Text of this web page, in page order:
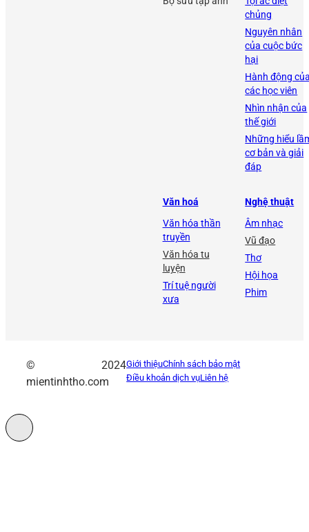
chủng
Nguyên nhân
của cuộc bức
hại
Hành động
các học viên
Nhìn nhận của
thế giới
Những hiểu
cơ bản và giải
đáp
Văn hoá
Văn hóa thần
truyền
Văn hóa tu
luyện
Trí tuệ người
xưa
Nghệ thuật
Âm nhạc
Vũ đạo
Thơ
Hội họa
Phim
© 2024
mientinhtho.com
Giới thiệuChính sách bảo mật
Điều khoản dịch vụLiên hệ